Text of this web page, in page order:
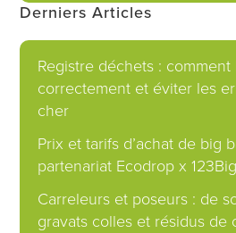
Derniers Articles
Registre déchets :
correctement et éviter les
cher
Prix et tarifs d’achat de big
partenariat Ecodrop x
Carreleurs et poseurs : de
gravats colles et résidus de